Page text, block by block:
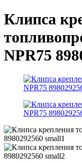
Клипса
NPR75